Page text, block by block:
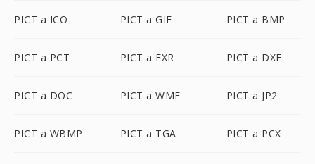
PICT a ICO PICT a GIF PICT a BMP
PICT a PCT PICT a EXR PICT a DXF
PICT a DOC PICT a WMF PICT a JP2
PICT a WBMP PICT a TGA PICT a PCX